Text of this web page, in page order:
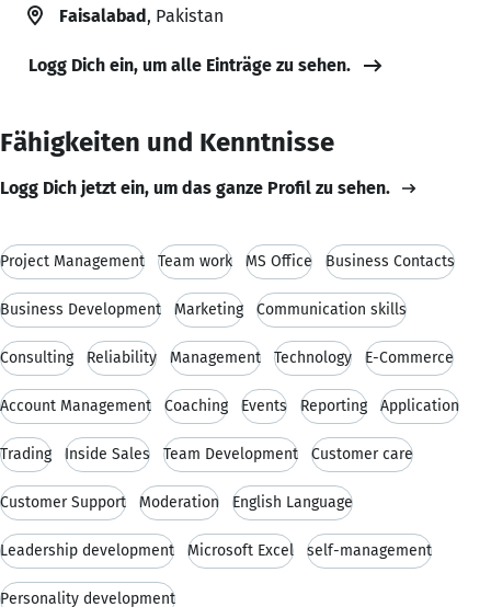
Faisalabad, Pakistan
Logg Dich ein, um alle Einträge zu sehen.
Fähigkeiten und Kenntnisse
Logg Dich jetzt ein, um das ganze Profil zu sehen.
Project Management Team work MS Office Business Contacts
Business Development Marketing Communication skills
Consulting Reliability Management Technology E-Commerce
Account Management Coaching Events Reporting Application
Trading Inside Sales Team Development Customer care
Customer Support Moderation English Language
Leadership development Microsoft Excel self-management
Personality development